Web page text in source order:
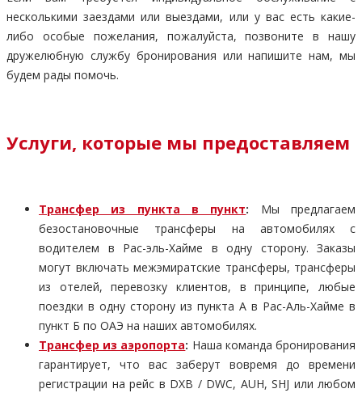
несколькими заездами или выездами, или у вас есть какие-
либо особые пожелания, пожалуйста, позвоните в нашу
дружелюбную службу бронирования или напишите нам, мы
будем рады помочь.
Услуги, которые мы предоставляем
Трансфер из пункта в пункт: Мы предлагаем
безостановочные трансферы на автомобилях с
водителем в Рас-эль-Хайме в одну сторону. Заказы
могут включать межэмиратские трансферы, трансферы
из отелей, перевозку клиентов, в принципе, любые
поездки в одну сторону из пункта А в Рас-Аль-Хайме в
пункт Б по ОАЭ на наших автомобилях.
Трансфер из аэропорта: Наша команда бронирования
гарантирует, что вас заберут вовремя до времени
регистрации на рейс в DXB / DWC, AUH, SHJ или любом